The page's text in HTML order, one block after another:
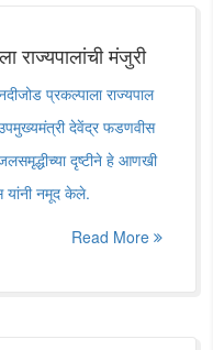
राज्यपालांची मंजुरी
प्रकल्पाला राज्यपाल
उपमुख्यमंत्री देवेंद्र फडणवीस
दृष्टीने हे आणखी
नमूद केले.
Read More